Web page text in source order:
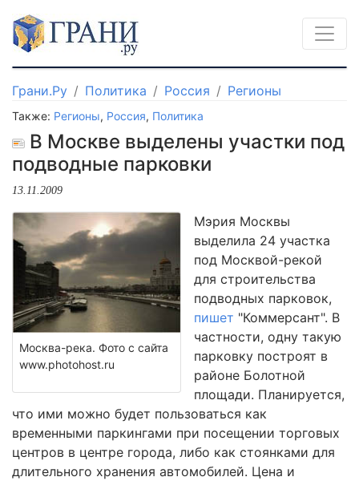
Грани.Ру Политика Россия Регионы
Также: Регионы, Россия, Политика
В Москве выделены участки под
подводные парковки
13.11.2009
Москва-река. Фото с сайта
www.photohost.ru
Мэрия Москвы
выделила 24 участка
под Москвой-рекой
для строительства
подводных парковок,
пишет "Коммерсант". В
частности, одну такую
парковку построят в
районе Болотной
площади. Планируется,
что ими можно будет пользоваться как
временными паркингами при посещении торговых
центров в центре города, либо как стоянками для
длительного хранения автомобилей. Цена и